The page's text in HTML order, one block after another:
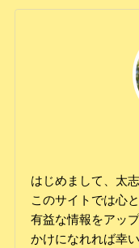
はじめまして、太志
このサイトでは心
有益な情報をアッ
かけになれれば幸い